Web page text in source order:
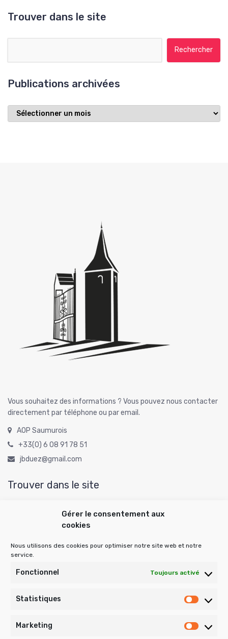
Gérer le consentement aux
cookies
Nous utilisons des cookies pour optimiser notre site web et notre
service.
Fonctionnel Toujours activé
Statistiques
Marketing
Trouver dans le site
Publications archivées
Publications
archivées
Vous souhaitez des informations ? Vous pouvez nous contacter
directement par téléphone ou par email.
AOP Saumurois
+33(0) 6 08 91 78 51
jbduez@gmail.com
Trouver dans le site
Publications